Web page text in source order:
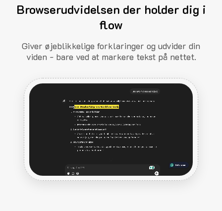
Browserudvidelsen der holder dig i
flow
Giver øjeblikkelige forklaringer og udvider din
viden - bare ved at markere tekst på nettet.